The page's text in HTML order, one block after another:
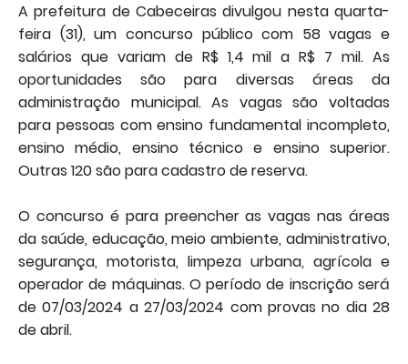
A prefeitura de Cabeceiras divulgou nesta quarta-
feira (31), um concurso público com 58 vagas e
salários que variam de R$ 1,4 mil a R$ 7 mil. As
oportunidades são para diversas áreas da
administração municipal. As vagas são voltadas
para pessoas com ensino fundamental incompleto,
ensino médio, ensino técnico e ensino superior.
Outras 120 são para cadastro de reserva.
O concurso é para preencher as vagas nas áreas
da saúde, educação, meio ambiente, administrativo,
segurança, motorista, limpeza urbana, agrícola e
operador de máquinas. O período de inscrição será
de 07/03/2024 a 27/03/2024 com provas no dia 28
de abril.